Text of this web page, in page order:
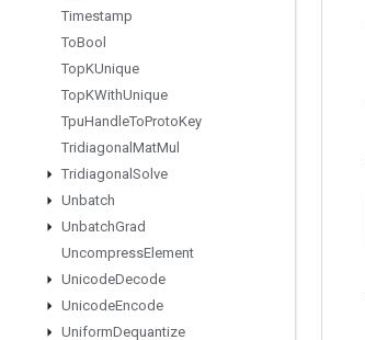
Timestamp
ToBool
TopKUnique
TopKWithUnique
TpuHandleToProtoKey
Tridiagonal MatMul
Tridiagonal Solve
Unbatch
UnbatchGrad
UncompressElement
UnicodeDecode
UnicodeEncode
UniformDequantize